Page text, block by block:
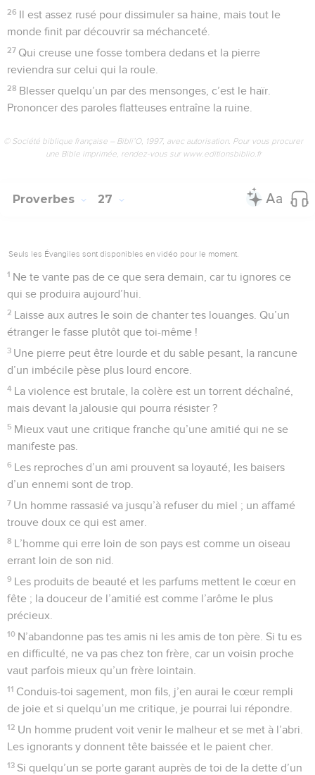
26 Il est assez rusé pour dissimuler sa haine, mais tout le
monde finit par découvrir sa méchanceté.
27 Qui creuse une fosse tombera dedans et la pierre
reviendra sur celui qui la roule.
28 Blesser quelqu’un par des mensonges, c’est le haïr.
Prononcer des paroles flatteuses entraîne la ruine.
© Société biblique française – Bibli’O, 1997, avec autorisation. Pour vous procurer
une Bible imprimée, rendez-vous sur www.editionsbiblio.fr
Proverbes 27
Seuls les Évangiles sont disponibles en vidéo pour le moment.
1 Ne te vante pas de ce que sera demain, car tu ignores ce
qui se produira aujourd’hui.
2 Laisse aux autres le soin de chanter tes louanges. Qu’un
étranger le fasse plutôt que toi-même !
3 Une pierre peut être lourde et du sable pesant, la rancune
d’un imbécile pèse plus lourd encore.
4 La violence est brutale, la colère est un torrent déchaîné,
mais devant la jalousie qui pourra résister ?
5 Mieux vaut une critique franche qu’une amitié qui ne se
manifeste pas.
6 Les reproches d’un ami prouvent sa loyauté, les baisers
d’un ennemi sont de trop.
7 Un homme rassasié va jusqu’à refuser du miel ; un affamé
trouve doux ce qui est amer.
8 L’homme qui erre loin de son pays est comme un oiseau
errant loin de son nid.
9 Les produits de beauté et les parfums mettent le cœur en
fête ; la douceur de l’amitié est comme l’arôme le plus
précieux.
10 N’abandonne pas tes amis ni les amis de ton père. Si tu es
en difficulté, ne va pas chez ton frère, car un voisin proche
vaut parfois mieux qu’un frère lointain.
11 Conduis-toi sagement, mon fils, j’en aurai le cœur rempli
de joie et si quelqu’un me critique, je pourrai lui répondre.
12 Un homme prudent voit venir le malheur et se met à l’abri.
Les ignorants y donnent tête baissée et le paient cher.
13 Si quelqu’un se porte garant auprès de toi de la dette d’un